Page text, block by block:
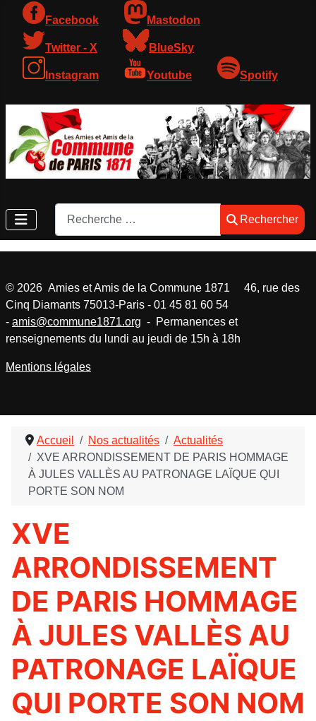
Facebook Mastodon
Twitter - X BlueSky
Instagram Youtube Spotify
Rechercher
Rechercher
Accueil Nos actualités
Actualités
XVE ARRONDISSEMENT DE PARIS HOMMAGE
À JULES VALLÈS AU PATRONAGE LAÏQUE QUI
PORTE SON NOM
XVE
ARRONDISSEMENT
DE PARIS HOMMAGE
À JULES VALLÈS AU
PATRONAGE LAÏQUE
QUI PORTE SON NOM
© 2026 Amies et Amis de la Commune 1871 46, rue des
Cinq Diamants 75013-Paris - 01 45 81 60 54
- amis@commune1871.org - Permanences et
renseignements du lundi au jeudi de 15h à 18h
Mentions légales